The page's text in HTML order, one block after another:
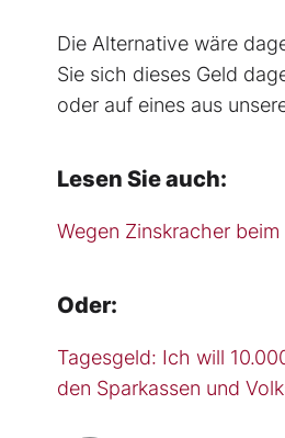
Die Alternative wäre
Sie sich dieses Geld
oder auf eines aus
Lesen Sie auch:
Wegen Zinskracher
Oder:
Tagesgeld: Ich will
den Sparkassen und